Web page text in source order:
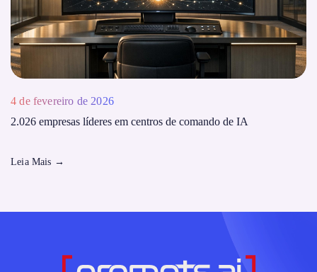
4 de fevereiro de 2026
2.026 empresas líderes em centros de comando de IA
Leia Mais →